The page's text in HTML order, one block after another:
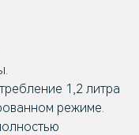
1,2 литра
режиме.